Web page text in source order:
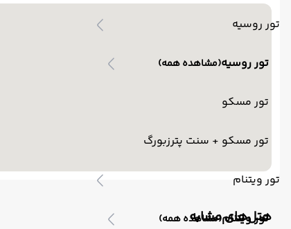
تور روسیه
تور روسیه(مشاهده همه)
تور مسکو
تور مسکو + سنت پترزبورگ
تور ویتنام
تور ویتنام(مشاهده همه)‌هتل‌های مشابه